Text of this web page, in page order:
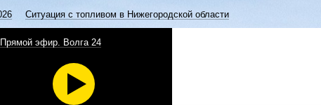
Ситуация с топливом в Нижегородской области
Прямой эфир. Волга 24